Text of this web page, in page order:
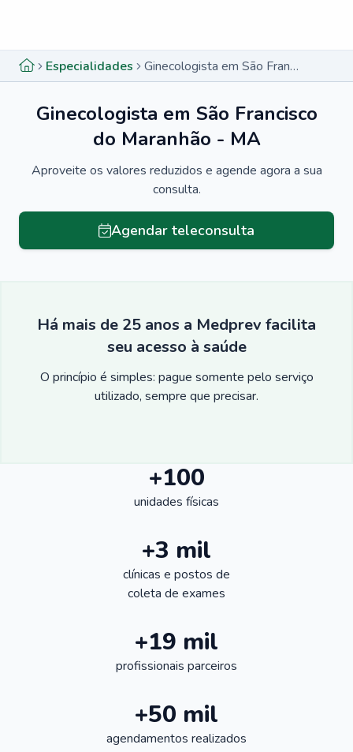
Especialidades Ginecologista em São Francisco do Maranhão - MA
Ginecologista em São Francisco
do Maranhão - MA
Aproveite os valores reduzidos e agende agora a sua
consulta.
Agendar teleconsulta
Há mais de 25 anos a Medprev facilita
seu acesso à saúde
O princípio é simples: pague somente pelo serviço
utilizado, sempre que precisar.
+100
unidades físicas
+3 mil
clínicas e postos de
coleta de exames
+19 mil
profissionais parceiros
+50 mil
agendamentos realizados